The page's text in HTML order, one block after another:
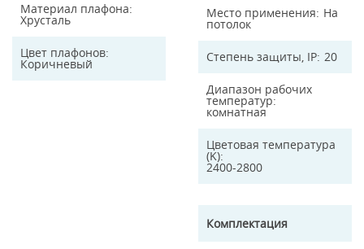
Материал плафона
Хрусталь
Цвет плафонов
Коричневый
Место применения На
потолок
Степень защиты, IP 20
Диапазон рабочих
температур
комнатная
Цветовая температура
(K)
2400-2800
Комплектация